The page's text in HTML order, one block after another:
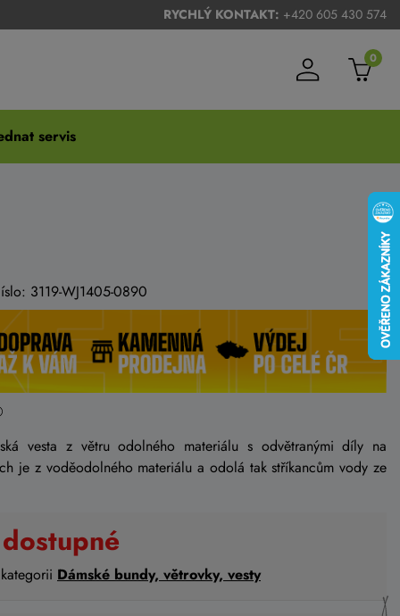
RYCHLÝ KONTAKT: +420 605 430 574
0
servis
3119-WJ1405-0890
vesta z větru odolného materiálu s odvětranými díly na
je z voděodolného materiálu a odolá tak stříkancům vody ze
Dámské bundy, větrovky, vesty